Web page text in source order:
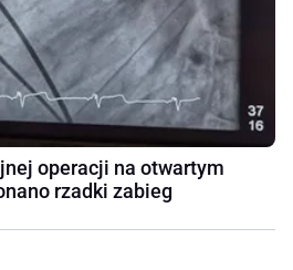
operacji na otwartym
rzadki zabieg